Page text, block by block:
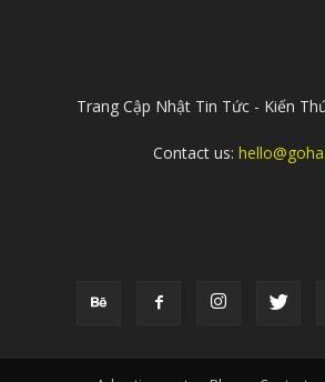
Trang Cập Nhật Tin Tức - Kiến
Contact us: